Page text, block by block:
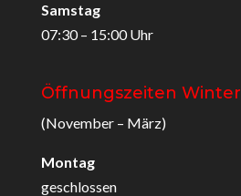
Samstag
07:30 – 15:00 Uhr
Öffnungszeiten Winter
(November – März)
Montag
geschlossen